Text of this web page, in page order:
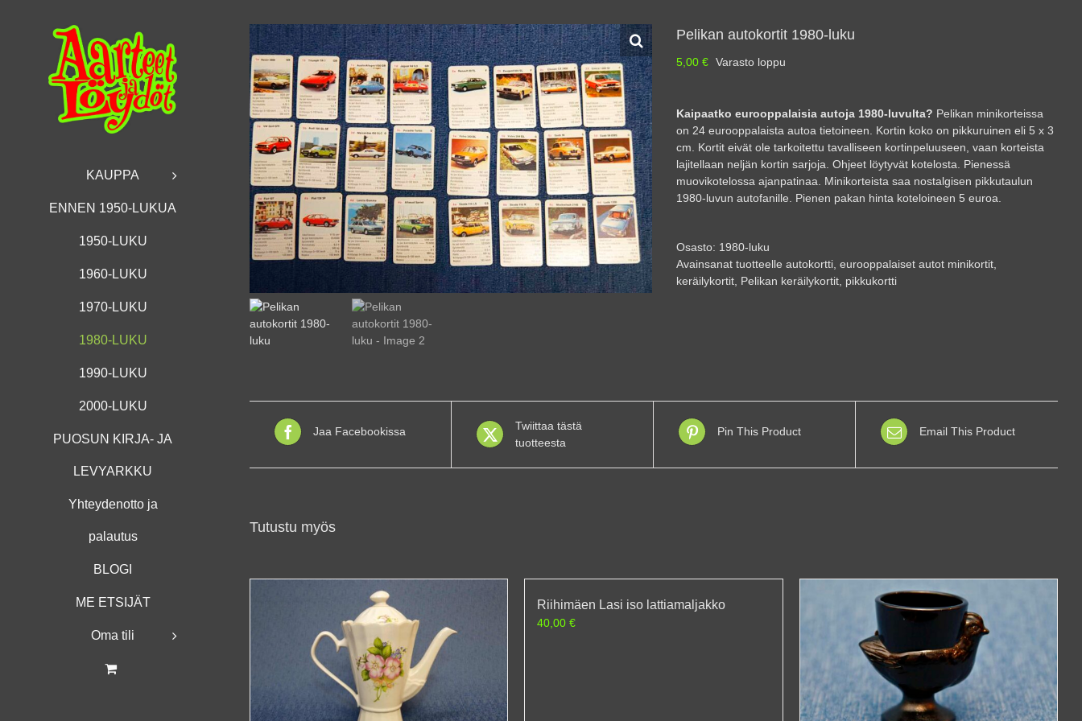
KAUPPA
ENNEN 1950-LUKUA
1950-LUKU
1960-LUKU
1970-LUKU
1980-LUKU
1990-LUKU
2000-LUKU
PUOSUN KIRJA- JA
LEVYARKKU
Yhteydenotto ja
palautus
BLOGI
ME ETSIJÄT
Oma tili
Pelikan autokortit 1980-luku
5,00 € Varasto loppu
Kaipaatko eurooppalaisia autoja 1980-luvulta? Pelikan minikorteissa
on 24 eurooppalaista autoa tietoineen. Kortin koko on pikkuruinen eli 5 x 3
cm. Kortit eivät ole tarkoitettu tavalliseen kortinpeluuseen, vaan korteista
lajitellaan neljän kortin sarjoja. Ohjeet löytyvät kotelosta. Pienessä
muovikotelossa ajanpatinaa. Minikorteista saa nostalgisen pikkutaulun
1980-luvun autofanille. Pienen pakan hinta koteloineen 5 euroa.
Osasto: 1980-luku
Avainsanat tuotteelle autokortti eurooppalaiset autot minikortit
keräilykortit Pelikan keräilykortit pikkukortti
Jaa Facebookissa
Twiittaa tästä
tuotteesta
Pin This Product Email This Product
Tutustu myös
Riihimäen Lasi iso lattiamaljakko
40,00€